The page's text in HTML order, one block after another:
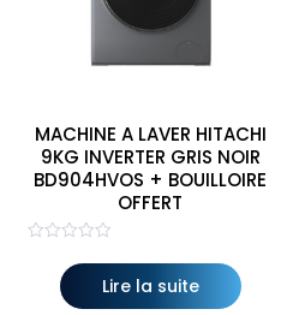
MACHINE A LAVER HITACHI
9KG INVERTER GRIS NOIR
BD904HVOS + BOUILLOIRE
OFFERT
Lire la suite